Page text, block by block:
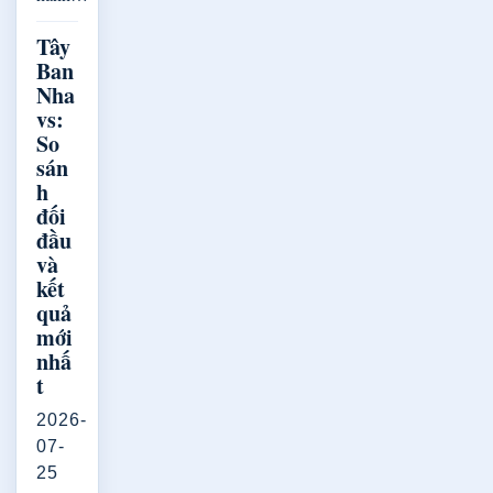
Tây
Ban
Nha
vs:
So
sán
h
đối
đầu
và
kết
quả
mới
nhấ
t
2026-
07-
25